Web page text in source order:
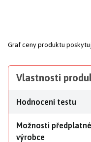
Graf ceny produktu
Vlastnosti
Hodnocení testu
Možnosti
výrobce